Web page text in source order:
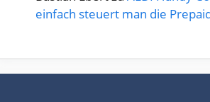
einfach steuert man die